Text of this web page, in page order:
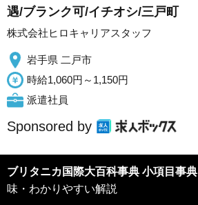
遇/ブランク可/イチオシ/三戸町
株式会社ヒロキャリアスタッフ
岩手県 二戸市
時給1,060円～1,150円
派遣社員
Sponsored by
ブリタニカ国際大百科事典 小項目事典
味・わかりやすい解説